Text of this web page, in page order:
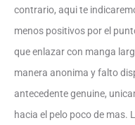
contrario, aqui te
menos positivos por el
que enlazar con manga
manera anonima y falto
antecedente genuine,
hacia el pelo poco de mas.